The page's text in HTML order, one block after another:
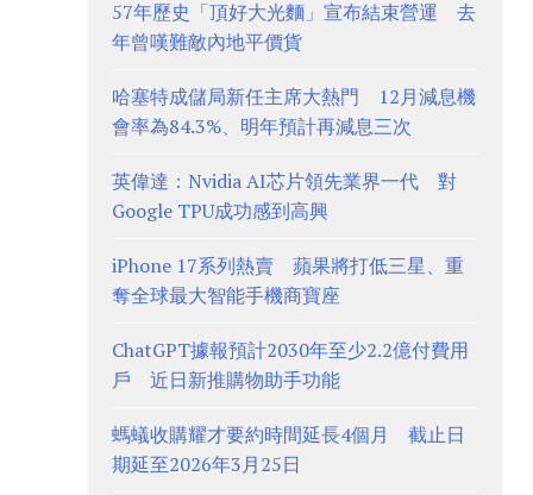
57年歷史「頂好大光麵」宣布結束營運 去
年曾嘆難敵內地平價貨
哈塞特成儲局新任主席大熱門 12月減息機
會率為84.3%、明年預計再減息三次
英偉達：Nvidia AI芯片領先業界一代 對
Google TPU成功感到高興
iPhone 17系列熱賣 蘋果將打低三星、重
奪全球最大智能手機商寶座
ChatGPT據報預計2030年至少2.2億付費用
戶 近日新推購物助手功能
螞蟻收購耀才要約時間延長4個月 截止日
期延至2026年3月25日